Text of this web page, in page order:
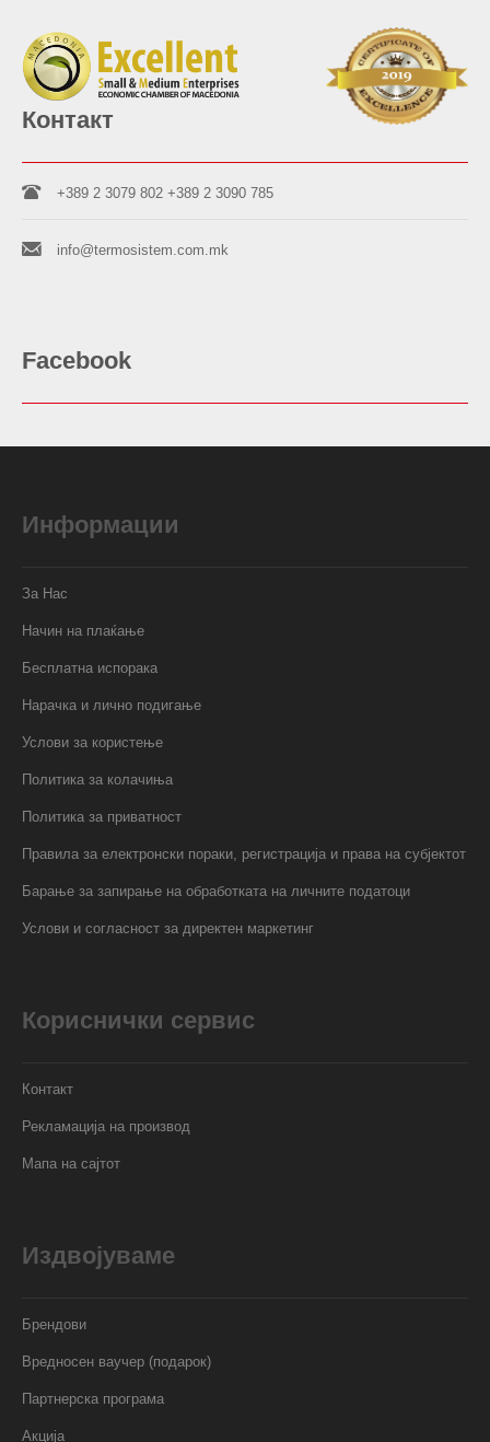
Контакт
+389 2 3079 802 +389 2 3090 785
info@termosistem.com.mk
Facebook
Информации
За Нас
Начин на плаќање
Бесплатна испорака
Нарачка и лично подигање
Услови за користење
Политика за колачиња
Политика за приватност
Правила за електронски пораки, регистрација и права на субјектот
Барање за запирање на обработката на личните податоци
Услови и согласност за директен маркетинг
Кориснички сервис
Контакт
Рекламација на производ
Мапа на сајтот
Издвојуваме
Брендови
Вредносен ваучер (подарок)
Партнерска програма
Акција